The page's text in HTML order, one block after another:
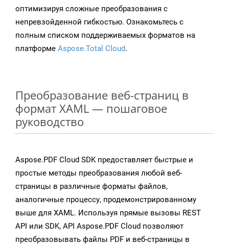
оптимизируя сложные преобразования с
непревзойденной гибкостью. Ознакомьтесь с
полным списком поддерживаемых форматов на
платформе Aspose.Total Cloud.
Преобразование веб-страниц в
формат XAML — пошаговое
руководство
Aspose.PDF Cloud SDK предоставляет быстрые и
простые методы преобразования любой веб-
страницы в различные форматы файлов,
аналогичные процессу, продемонстрированному
выше для XAML. Используя прямые вызовы REST
API или SDK, API Aspose.PDF Cloud позволяют
преобразовывать файлы PDF и веб-страницы в